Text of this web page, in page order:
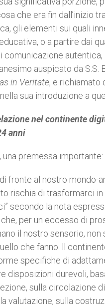
che era fin dall’inizio
gli elementi sui quali
educativa, o a partire dai
comunicazione autentica,
auspicato da S.S.
in Veritate, e richiamato
sua introduzione a
nel continente
anni
una premessa importante:
fronte al nostro mondo-
rischia di trasformarci in
secondo la nota
che, per un eccesso di
il nostro sensorio, non
che fanno. ll
specifiche di
disposizioni durevoli,
sulla circolazione
valutazione, sulla